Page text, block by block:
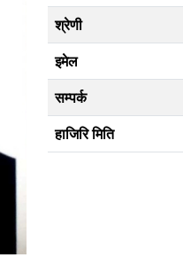
श्रेणी
इमेल
सम्पर्क
हाजिरि मिति